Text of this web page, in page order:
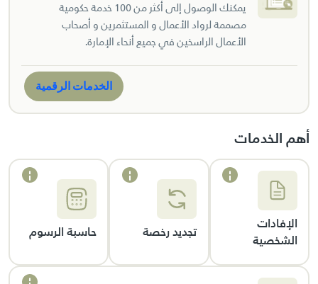
يمكنك الوصول إلى أكثر من 100 خدمة حكومية
مصممة لرواد الأعمال و المستثمرين و أصحاب
الأعمال الراسخين في جميع أنحاء الإمارة.
الخدمات الرقمية
أهم الخدمات
الإفادات
الشخصية
تجديد رخصة حاسبة الرسوم